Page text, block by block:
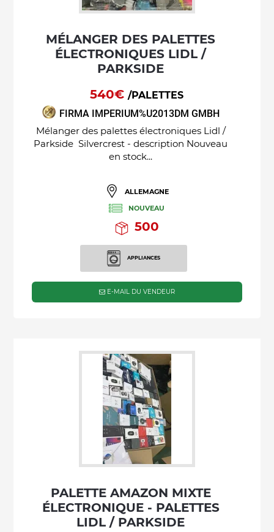
MÉLANGER DES PALETTES
ÉLECTRONIQUES LIDL /
PARKSIDE
540€/PALETTES
FIRMA IMPERIUM%U2013DM GMBH
Mélanger des palettes électroniques Lidl /
Parkside Silvercrest - description Nouveau
en stock...
ALLEMAGNE
NOUVEAU
500
APPLIANCES
E-MAIL DU VENDEUR
PALETTE AMAZON MIXTE
ÉLECTRONIQUE - PALETTES
LIDL / PARKSIDE